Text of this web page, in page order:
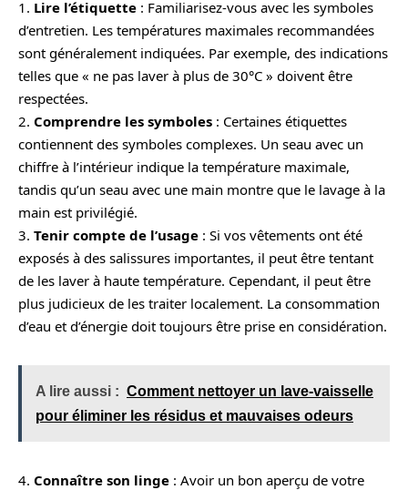
1. Lire l’étiquette : Familiarisez-vous avec les symboles
d’entretien. Les températures maximales recommandées
sont généralement indiquées. Par exemple, des indications
telles que « ne pas laver à plus de 30°C » doivent être
respectées.
2. Comprendre les symboles : Certaines étiquettes
contiennent des symboles complexes. Un seau avec un
chiffre à l’intérieur indique la température maximale,
tandis qu’un seau avec une main montre que le lavage à la
main est privilégié.
3. Tenir compte de l’usage : Si vos vêtements ont été
exposés à des salissures importantes, il peut être tentant
de les laver à haute température. Cependant, il peut être
plus judicieux de les traiter localement. La consommation
d’eau et d’énergie doit toujours être prise en considération.
A lire aussi : Comment nettoyer un lave-vaisselle
pour éliminer les résidus et mauvaises odeurs
4. Connaître son linge : Avoir un bon aperçu de votre